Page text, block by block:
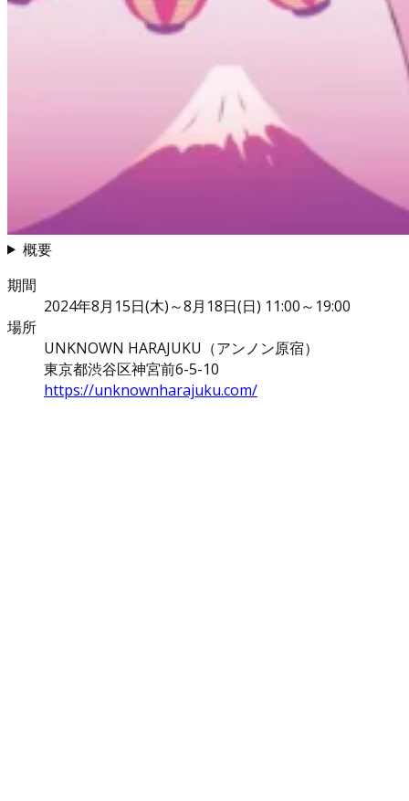
概要
期間
2024年8月15日(木)～8月18日(日) 11:00～19:00
場所
UNKNOWN HARAJUKU（アンノン原宿）
東京都渋谷区神宮前6-5-10
https://unknownharajuku.com/